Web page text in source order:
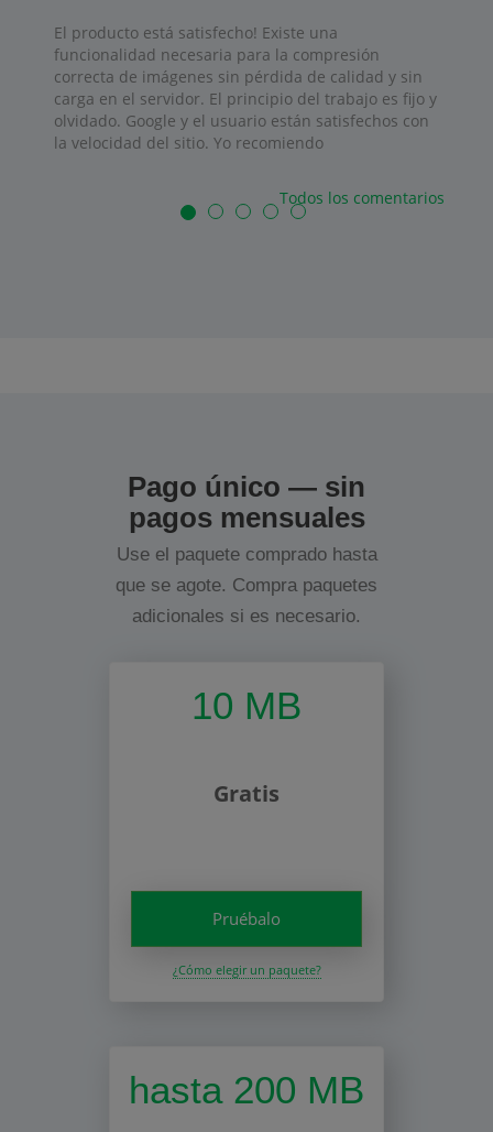
El producto está satisfecho! Existe una
funcionalidad necesaria para la compresión
correcta de imágenes sin pérdida de calidad y sin
carga en el servidor. El principio del trabajo es fijo y
olvidado. Google y el usuario están satisfechos con
la velocidad del sitio. Yo recomiendo
Todos los comentarios
Pago único — sin
pagos mensuales
Use el paquete comprado hasta
que se agote. Compra paquetes
adicionales si es necesario.
10 MB
Gratis
Pruébalo
¿Cómo elegir un paquete?
hasta 200 MB